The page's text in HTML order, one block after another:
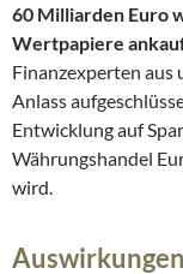
60 Milliarden Euro
Wertpapiere
Finanzexperten aus
Anlass
Entwicklung auf
Währungshandel
wird.